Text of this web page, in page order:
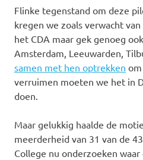
Flinke tegenstand om deze
kregen we zoals verwacht
het CDA maar gek genoeg
Amsterdam, Leeuwarden,
samen met hen optrekken
verruimen moeten we het in
doen.
Maar gelukkig haalde de
meerderheid van 31 van de
College nu onderzoeken